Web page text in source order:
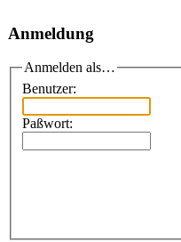
Anmeldung
Anmelden als…
Benutzer:
Paßwort: